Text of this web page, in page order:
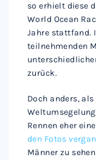
so erhielt diese
World Ocean
Jahre stattfand.
teilnehmenden
zurück.
Doch anders,
Rennen eher
den Fotos
Männer zu